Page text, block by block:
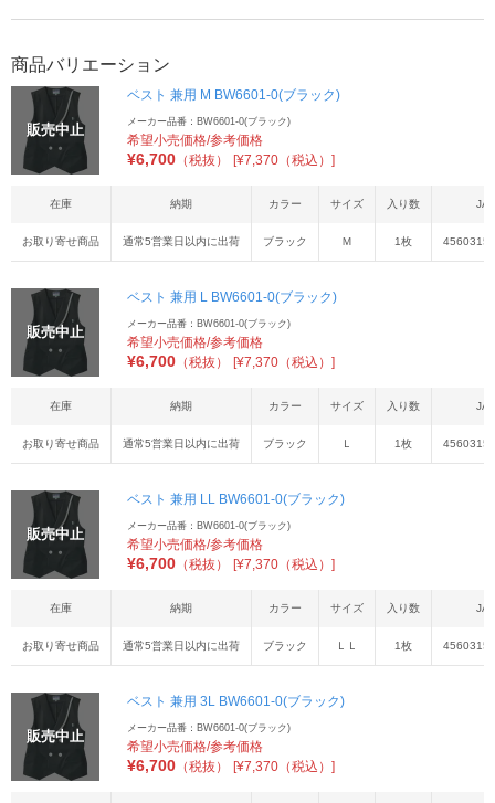
商品バリエーション
販売中止
ベスト 兼用 M BW6601-0(ブラック)
メーカー品番：BW6601-0(ブラック)
希望小売価格/参考価格
¥6,700 （税抜） [¥7,370（税込）]
在庫 納期 カラー サイズ 入り数
お取り寄せ商品 通常5営業日以内に出荷 ブラック Ｍ 1枚
販売中止
ベスト 兼用 L BW6601-0(ブラック)
メーカー品番：BW6601-0(ブラック)
希望小売価格/参考価格
¥6,700 （税抜） [¥7,370（税込）]
在庫 納期 カラー サイズ 入り数
お取り寄せ商品 通常5営業日以内に出荷 ブラック Ｌ 1枚
販売中止
ベスト 兼用 LL BW6601-0(ブラック)
メーカー品番：BW6601-0(ブラック)
希望小売価格/参考価格
¥6,700 （税抜） [¥7,370（税込）]
在庫 納期 カラー サイズ 入り数
お取り寄せ商品 通常5営業日以内に出荷 ブラック ＬＬ 1枚
販売中止
ベスト 兼用 3L BW6601-0(ブラック)
メーカー品番：BW6601-0(ブラック)
希望小売価格/参考価格
¥6,700 （税抜） [¥7,370（税込）]